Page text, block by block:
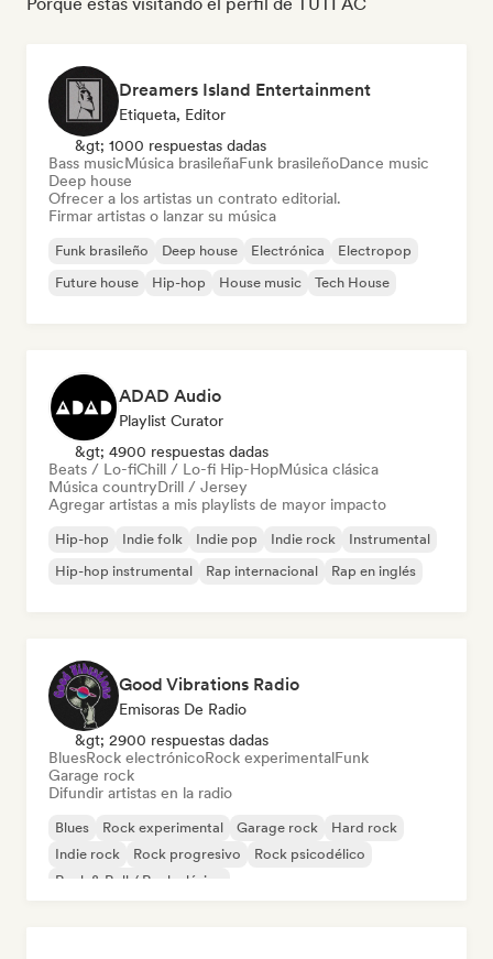
Dreamers Island Entertainment
Etiqueta, Editor
&gt; 1000 respuestas dadas
Bass musicMúsica brasileñaFunk brasileñoDance music
Deep house
Ofrecer a los artistas un contrato editorial.
Firmar artistas o lanzar su música
Funk brasileño Deep house Electrónica
Electropop
Future house
Hip-hop House music Tech House
ADAD Audio
Playlist Curator
&gt; 4900 respuestas dadas
Beats / Lo-fiChill / Lo-fi Hip-HopMúsica clásica
Música countryDrill / Jersey
Agregar artistas a mis playlists de mayor impacto
Hip-hop Indie folk Indie pop Indie rock
Instrumental
Hip-hop instrumental
Rap internacional Rap en inglés
Good Vibrations Radio
Emisoras De Radio
&gt; 2900 respuestas dadas
BluesRock electrónicoRock experimentalFunk
Garage rock
Difundir artistas en la radio
Blues Rock experimental Garage rock
Hard rock
Indie rock
Rock progresivo
Rock psicodélico
Rock & Roll / Rock clásico